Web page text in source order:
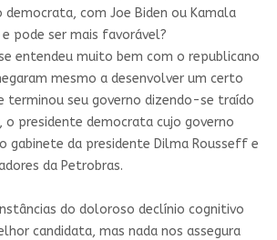
democrata, com Joe Biden ou Kamala
e pode ser mais favorável?
entendeu muito bem com o republicano
mesmo a desenvolver um certo
terminou seu governo dizendo-se traído
o presidente democrata cujo governo
gabinete da presidente Dilma Rousseff e
da Petrobras.
do doloroso declínio cognitivo
candidata, mas nada nos assegura